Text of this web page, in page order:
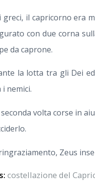
greci, il capricorno era
con due corna
da caprone.
la lotta tra gli Dei
nemici.
volta corse in
Zeus
costellazione del